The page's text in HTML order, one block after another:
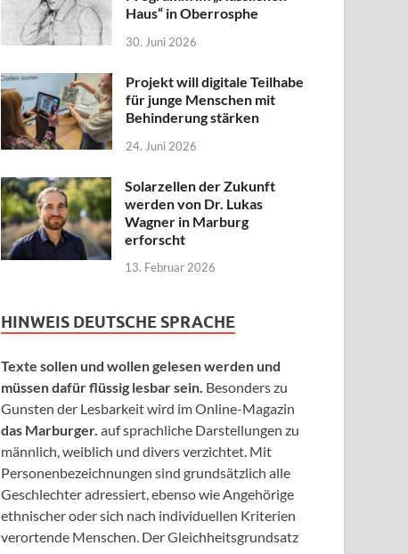
Haus“ in Oberrosphe
30. Juni 2026
Projekt will digitale Teilhabe
für junge Menschen mit
Behinderung stärken
24. Juni 2026
Solarzellen der Zukunft
werden von Dr. Lukas
Wagner in Marburg
erforscht
13. Februar 2026
HINWEIS DEUTSCHE SPRACHE
Texte sollen und wollen gelesen werden und
müssen dafür flüssig lesbar sein. Besonders zu
Gunsten der Lesbarkeit wird im Online-Magazin
das Marburger. auf sprachliche Darstellungen zu
männlich, weiblich und divers verzichtet. Mit
Personenbezeichnungen sind grundsätzlich alle
Geschlechter adressiert, ebenso wie Angehörige
ethnischer oder sich nach individuellen Kriterien
verortende Menschen. Der Gleichheitsgrundsatz